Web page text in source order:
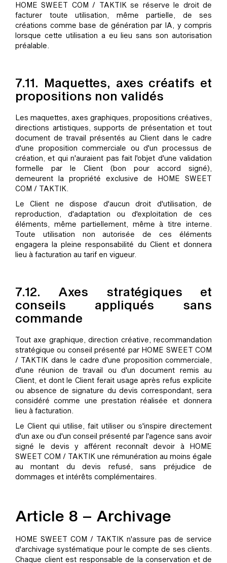
HOME SWEET COM / TAKTIK se réserve le droit de
facturer toute utilisation, même partielle, de ses
créations comme base de génération par IA, y compris
lorsque cette utilisation a eu lieu sans son autorisation
préalable.
7.11. Maquettes, axes créatifs et
propositions non validés
Les maquettes, axes graphiques, propositions créatives,
directions artistiques, supports de présentation et tout
document de travail présentés au Client dans le cadre
d'une proposition commerciale ou d'un processus de
création, et qui n'auraient pas fait l'objet d'une validation
formelle par le Client (bon pour accord signé),
demeurent la propriété exclusive de HOME SWEET
COM / TAKTIK.
Le Client ne dispose d'aucun droit d'utilisation, de
reproduction, d'adaptation ou d'exploitation de ces
éléments, même partiellement, même à titre interne.
Toute utilisation non autorisée de ces éléments
engagera la pleine responsabilité du Client et donnera
lieu à facturation au tarif en vigueur.
7.12. Axes stratégiques et
conseils appliqués sans
commande
Tout axe graphique, direction créative, recommandation
stratégique ou conseil présenté par HOME SWEET COM
/ TAKTIK dans le cadre d'une proposition commerciale,
d'une réunion de travail ou d'un document remis au
Client, et dont le Client ferait usage après refus explicite
ou absence de signature du devis correspondant, sera
considéré comme une prestation réalisée et donnera
lieu à facturation.
Le Client qui utilise, fait utiliser ou s'inspire directement
d'un axe ou d'un conseil présenté par l'agence sans avoir
signé le devis y afférent reconnaît devoir à HOME
SWEET COM / TAKTIK une rémunération au moins égale
au montant du devis refusé, sans préjudice de
dommages et intérêts complémentaires.
Article 8 – Archivage
HOME SWEET COM / TAKTIK n'assure pas de service
d'archivage systématique pour le compte de ses clients.
Chaque client est responsable de la conservation et de